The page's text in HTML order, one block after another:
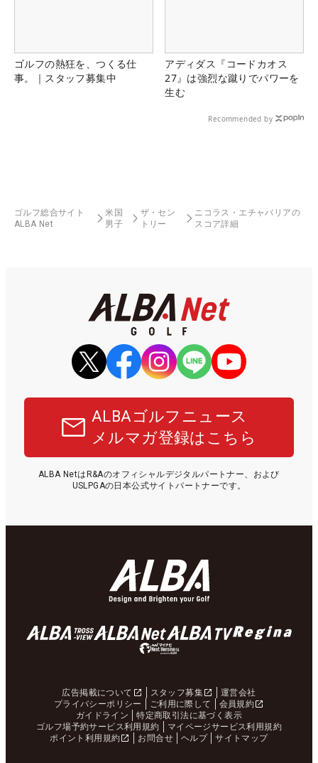
ゴルフの熱狂を、つくる仕
事。｜スタッフ募集中
アディダス『コードカオス
27』は強烈な蹴りでパワーを
生む
Recommended by
ゴルフ総合サイト
ALBA Net
米国
男子
ザ・セン
トリー
ニコラス・エチャバリアの
スコア詳細
ALBAゴルフニュース
メルマガ登録はこちら
ALBA NetはR&Aのオフィシャルデジタルパートナー、および
USLPGAの日本公式サイトパートナーです。
広告掲載について スタッフ募集
運営会社
プライバシーポリシー
ご利用に際して
会員規約
ガイドライン
特定商取引法に基づく表示
ゴルフ場予約サービス利用規約
マイページサービス利用規約
ポイント利用規約
お問合せ ヘルプ サイトマップ